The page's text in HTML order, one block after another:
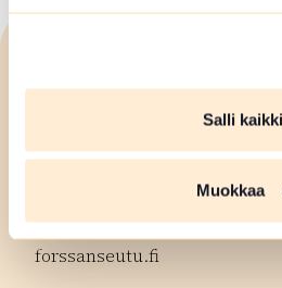
Salli kaikki
Muokkaa
Forssan seudun
Puh. +358 50 596 5161
matkailu@forssa.fi
forssanseutu.fi